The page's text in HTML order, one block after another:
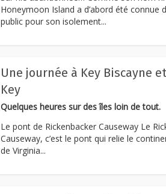
Honeymoon Island a d’abord été connue
public pour son isolement...
Une journée à Key Biscayne
Key
Quelques heures sur des îles loin de tout.
Le pont de Rickenbacker Causeway Le
Causeway, c’est le pont qui relie le
de Virginia...